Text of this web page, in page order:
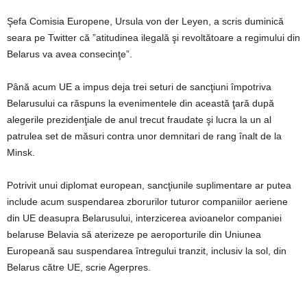
Şefa Comisia Europene, Ursula von der Leyen, a scris duminică
seara pe Twitter că ”atitudinea ilegală şi revoltătoare a regimului din
Belarus va avea consecinţe”.
Până acum UE a impus deja trei seturi de sancţiuni împotriva
Belarusului ca răspuns la evenimentele din această ţară după
alegerile prezidenţiale de anul trecut fraudate şi lucra la un al
patrulea set de măsuri contra unor demnitari de rang înalt de la
Minsk.
Potrivit unui diplomat european, sancţiunile suplimentare ar putea
include acum suspendarea zborurilor tuturor companiilor aeriene
din UE deasupra Belarusului, interzicerea avioanelor companiei
belaruse Belavia să aterizeze pe aeroporturile din Uniunea
Europeană sau suspendarea întregului tranzit, inclusiv la sol, din
Belarus către UE, scrie Agerpres.